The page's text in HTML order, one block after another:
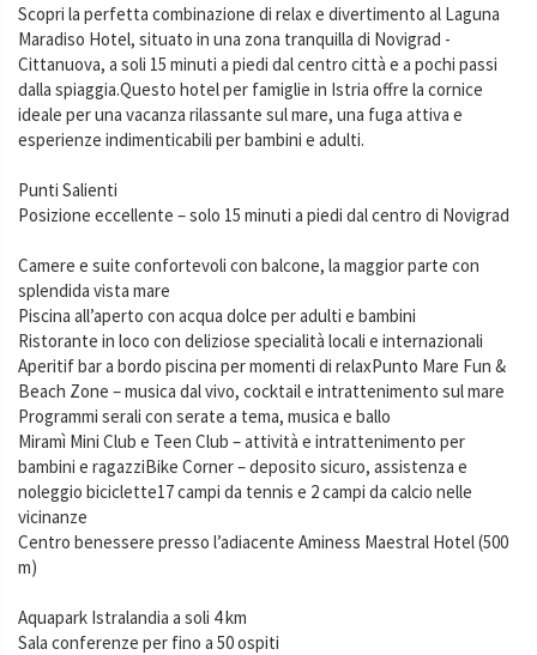
Scopri la perfetta combinazione di relax e divertimento al Laguna
Maradiso Hotel, situato in una zona tranquilla di Novigrad -
Cittanuova, a soli 15 minuti a piedi dal centro città e a pochi passi
dalla spiaggia.Questo hotel per famiglie in Istria offre la cornice
ideale per una vacanza rilassante sul mare, una fuga attiva e
esperienze indimenticabili per bambini e adulti.
Punti Salienti
Posizione eccellente – solo 15 minuti a piedi dal centro di Novigrad
Camere e suite confortevoli con balcone, la maggior parte con
splendida vista mare
Piscina all’aperto con acqua dolce per adulti e bambini
Ristorante in loco con deliziose specialità locali e internazionali
Aperitif bar a bordo piscina per momenti di relaxPunto Mare Fun &
Beach Zone – musica dal vivo, cocktail e intrattenimento sul mare
Programmi serali con serate a tema, musica e ballo
Miramì Mini Club e Teen Club – attività e intrattenimento per
bambini e ragazziBike Corner – deposito sicuro, assistenza e
noleggio biciclette17 campi da tennis e 2 campi da calcio nelle
vicinanze
Centro benessere presso l’adiacente Aminess Maestral Hotel (500
m)
Aquapark Istralandia a soli 4 km
Sala conferenze per fino a 50 ospiti